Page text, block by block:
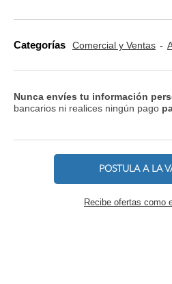
Categorías Comercial y Ventas
Nunca envíes tu información
bancarios ni realices ningún pago
POSTULA A LA
Recibe ofertas como